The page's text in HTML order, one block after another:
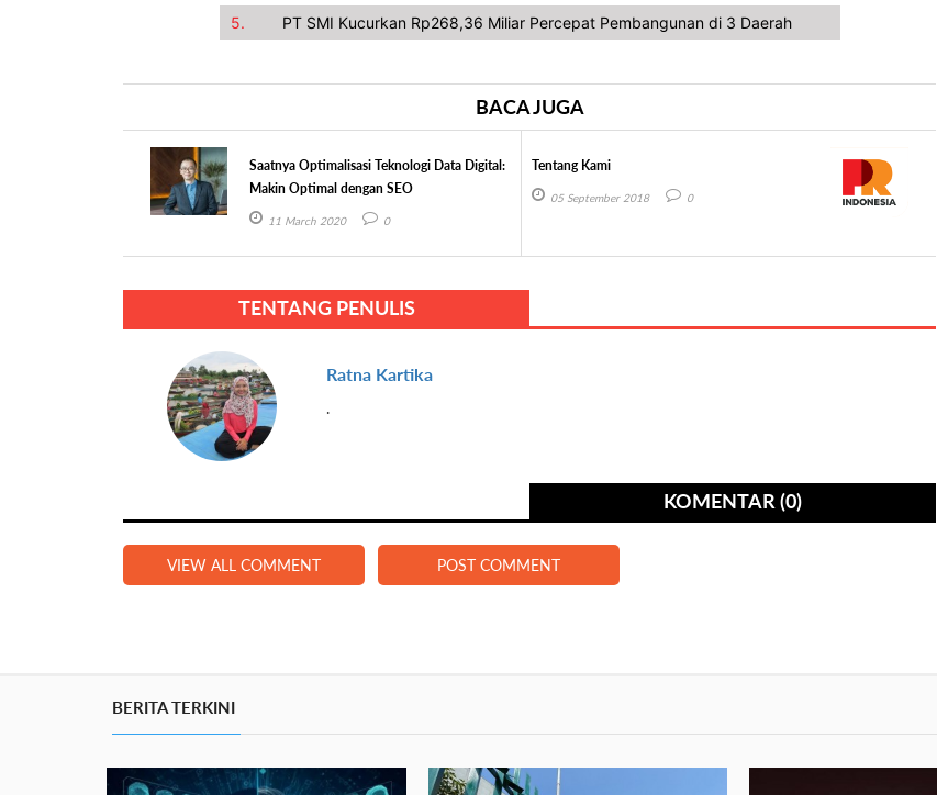
5.
PT SMI Kucurkan Rp268,36 Miliar Percepat Pembangunan di 3 Daerah
BACA JUGA
Saatnya Optimalisasi Teknologi Data Digital:
Makin Optimal dengan SEO
11 March 2020 0
Tentang Kami
05 September 2018 0
TENTANG PENULIS
Ratna Kartika
.
KOMENTAR (0)
VIEW ALL COMMENT POST COMMENT
BERITA TERKINI